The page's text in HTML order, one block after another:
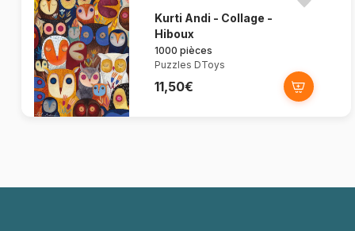
Kurti Andi - Collage -
Hiboux
1000 pièces
Puzzles DToys
11,50€